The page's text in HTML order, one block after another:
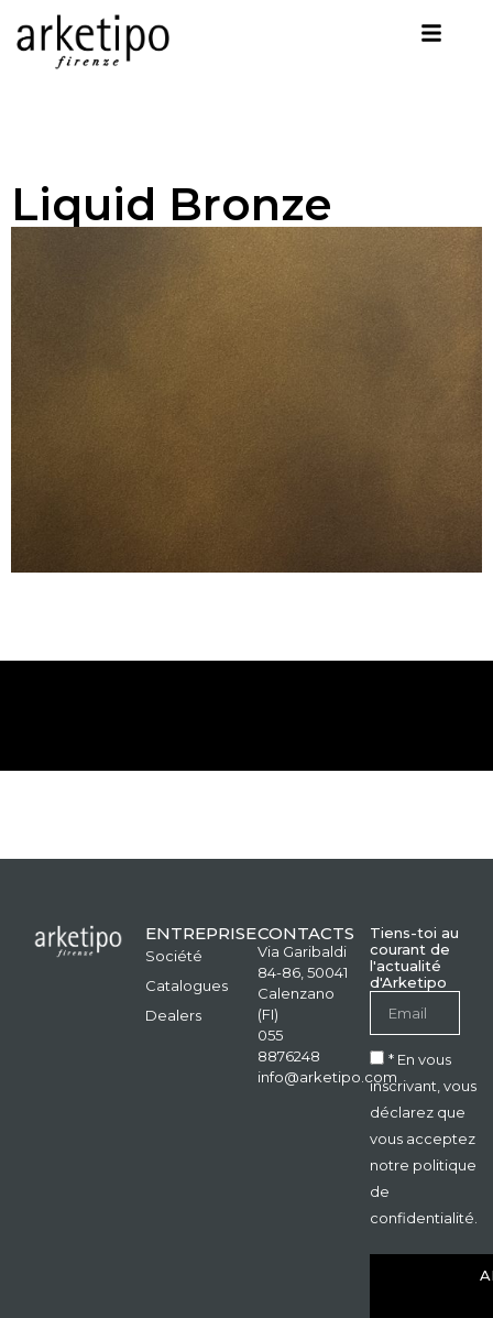
Liquid Bronze
ENTREPRISE
Société
Catalogues
Dealers
CONTACTS
Via Garibaldi
84-86, 50041
Calenzano
(FI)
055
8876248
info@arketipo.com
Tiens-toi au
courant de
l'actualité
d'Arketipo
* En vous
inscrivant, vous
déclarez que
vous acceptez
notre politique
de
confidentialité.